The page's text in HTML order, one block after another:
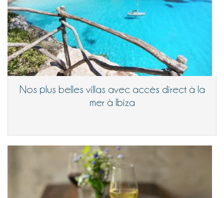
Nos plus belles villas avec accès direct à la
mer à Ibiza